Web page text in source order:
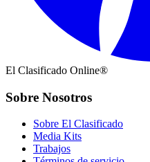
El Clasificado Online®
Sobre Nosotros
Sobre El Clasificado
Media Kits
Trabajos